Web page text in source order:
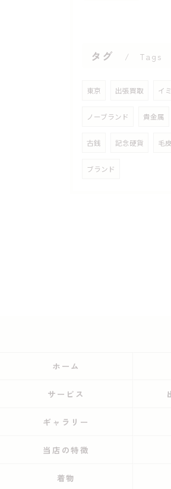
タグ Tags
東京 出張買取 イ
ノーブランド 貴金属
古銭 記念硬貨 毛皮
ブランド
ホーム
サービス
ギャラリー
当店の特徴
着物